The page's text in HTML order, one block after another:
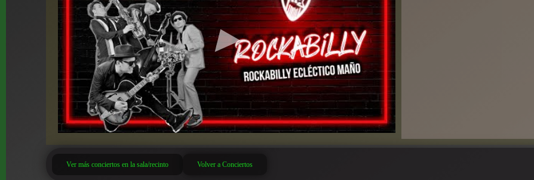
Ver más conciertos en la sala/recinto Volver a Conciertos